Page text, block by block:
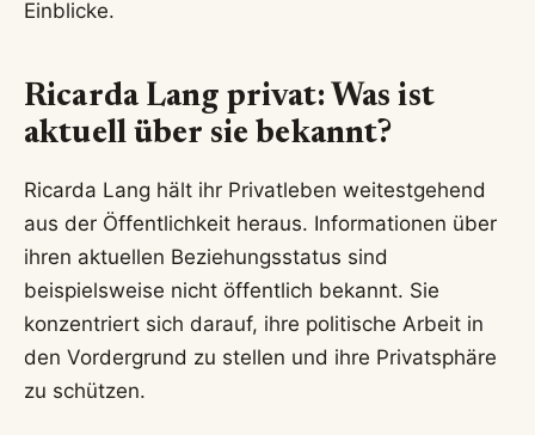
Einblicke.
Ricarda Lang privat: Was ist
aktuell über sie bekannt?
Ricarda Lang hält ihr Privatleben weitestgehend
aus der Öffentlichkeit heraus. Informationen über
ihren aktuellen Beziehungsstatus sind
beispielsweise nicht öffentlich bekannt. Sie
konzentriert sich darauf, ihre politische Arbeit in
den Vordergrund zu stellen und ihre Privatsphäre
zu schützen.